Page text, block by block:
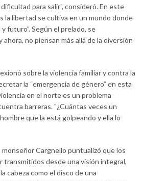
para salir", consideró. En este
la libertad se cultiva en un mundo donde
futuro”. Según el prelado, se
ahora, no piensan más allá de la diversión
sobre la violencia familiar y contra la
la “emergencia de género” en esta
en el norte es un problema
barreras. "¿Cuántas veces un
que la está golpeando y ella lo
Cargnello puntualizó que los
transmitidos desde una visión integral,
cabeza como el disco de una